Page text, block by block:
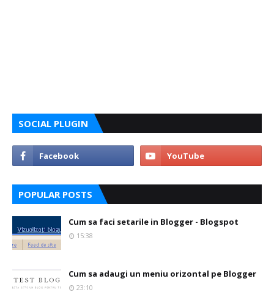
SOCIAL PLUGIN
POPULAR POSTS
Cum sa faci setarile in Blogger - Blogspot
15:38
Cum sa adaugi un meniu orizontal pe Blogger
23:10